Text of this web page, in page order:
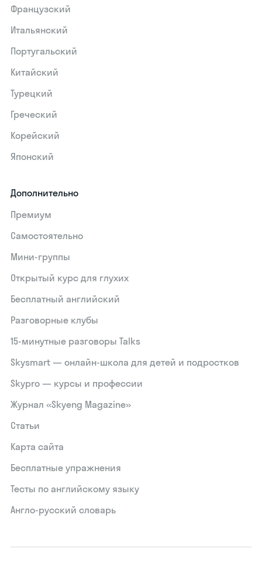
Французский
Итальянский
Португальский
Китайский
Турецкий
Греческий
Корейский
Японский
Дополнительно
Премиум
Самостоятельно
Мини-группы
Открытый курс для глухих
Бесплатный английский
Разговорные клубы
15‑минутные разговоры Talks
Skysmart — онлайн-школа для детей и подростков
Skypro — курсы и профессии
Журнал «Skyeng Magazine»
Статьи
Карта сайта
Бесплатные упражнения
Тесты по английскому языку
Англо-русский словарь